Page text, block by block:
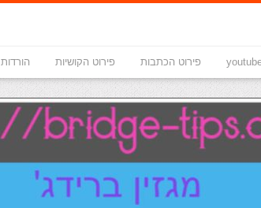
פירוט הכתבות פירוט הקושיות הורדות